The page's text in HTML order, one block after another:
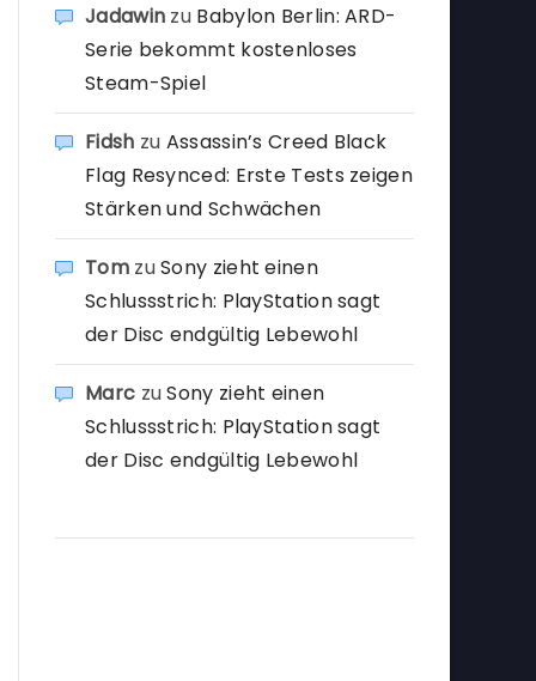
Jadawin zu Babylon Berlin: ARD-
Serie bekommt kostenloses
Steam-Spiel
Fidsh zu Assassin’s Creed Black
Flag Resynced: Erste Tests zeigen
Stärken und Schwächen
TomzuSony zieht einen
Schlussstrich: PlayStation sagt
der Disc endgültig Lebewohl
Marc zuSony zieht einen
Schlussstrich: PlayStation sagt
der Disc endgültig Lebewohl